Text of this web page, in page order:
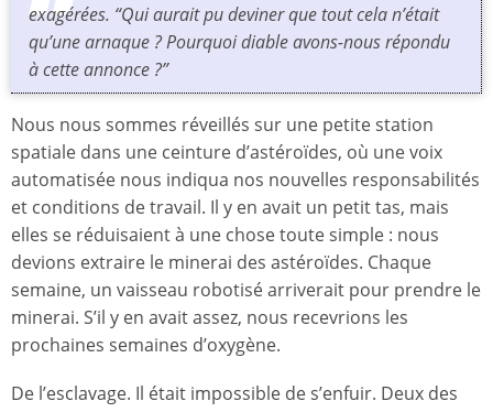
exagérées. “Qui aurait pu deviner que tout cela n’était
qu’une arnaque ? Pourquoi diable avons-nous répondu
à cette annonce ?”
Nous nous sommes réveillés sur une petite station
spatiale dans une ceinture d’astéroïdes, où une voix
automatisée nous indiqua nos nouvelles responsabilités
et conditions de travail. Il y en avait un petit tas, mais
elles se réduisaient à une chose toute simple : nous
devions extraire le minerai des astéroïdes. Chaque
semaine, un vaisseau robotisé arriverait pour prendre le
minerai. S’il y en avait assez, nous recevrions les
prochaines semaines d’oxygène.
De l’esclavage. Il était impossible de s’enfuir. Deux des